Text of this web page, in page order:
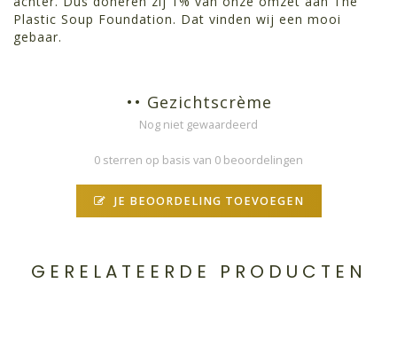
Plastic Soup Foundation. Dat vinden wij een mooi
gebaar.
•• Gezichtscrème
Nog niet gewaardeerd
0 sterren op basis van 0 beoordelingen
JE BEOORDELING TOEVOEGEN
GERELATEERDE PRODUCTEN